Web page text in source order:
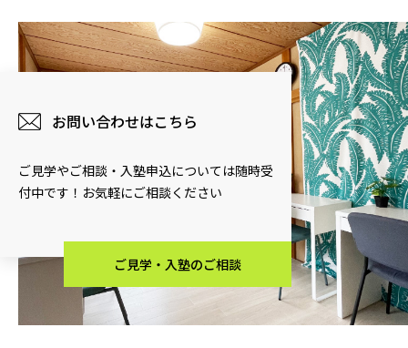
お問い合わせはこちら
ご見学やご相談・入塾申込については随時受
付中です！お気軽にご相談ください
ご見学・入塾のご相談